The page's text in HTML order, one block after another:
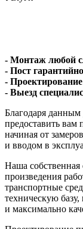
- Монтаж любой
- Пост
- Проектирование
- Выезд
Благодаря
предоставить вам
начиная от
и вводом в
Наша
произведения
транспортные
техническую
и максимально